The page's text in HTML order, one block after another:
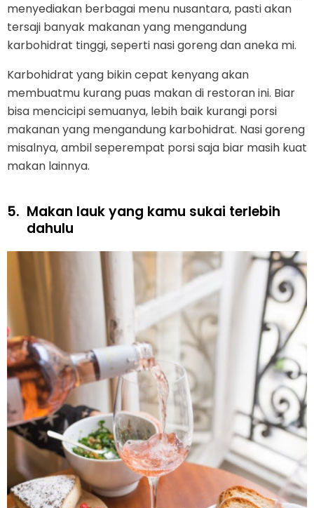
menyediakan berbagai menu nusantara, pasti akan
tersaji banyak makanan yang mengandung
karbohidrat tinggi, seperti nasi goreng dan aneka mi.
Karbohidrat yang bikin cepat kenyang akan
membuatmu kurang puas makan di restoran ini. Biar
bisa mencicipi semuanya, lebih baik kurangi porsi
makanan yang mengandung karbohidrat. Nasi goreng
misalnya, ambil seperempat porsi saja biar masih kuat
makan lainnya.
5. Makan lauk yang kamu sukai terlebih
dahulu